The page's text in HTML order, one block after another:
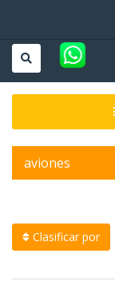
aviones
Clasificar por